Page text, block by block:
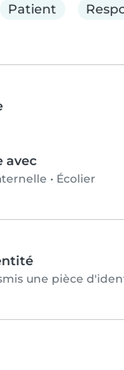
Patient
avec
• Écolier
une pièce